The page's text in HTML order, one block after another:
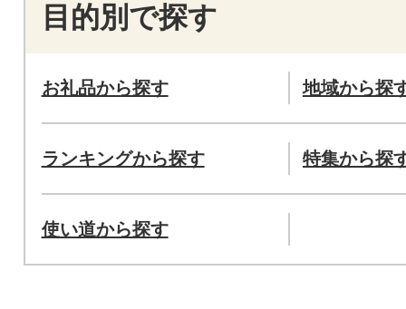
目的別で探す
お礼品から探す 地域から探
ランキングから探す 特集から探
使い道から探す